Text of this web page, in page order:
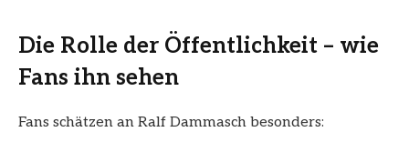
Die Rolle der Öffentlichkeit – wie
Fans ihn sehen
Fans schätzen an Ralf Dammasch besonders: